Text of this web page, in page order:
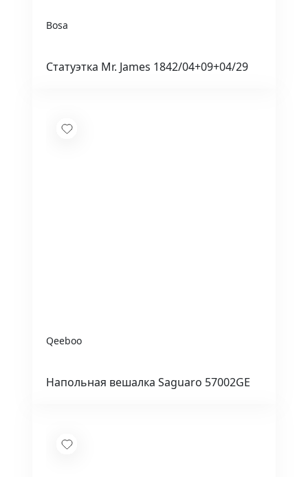
Bosa
Статуэтка Mr. James 1842/04+09+04/29
Qeeboo
Напольная вешалка Saguaro 57002GE